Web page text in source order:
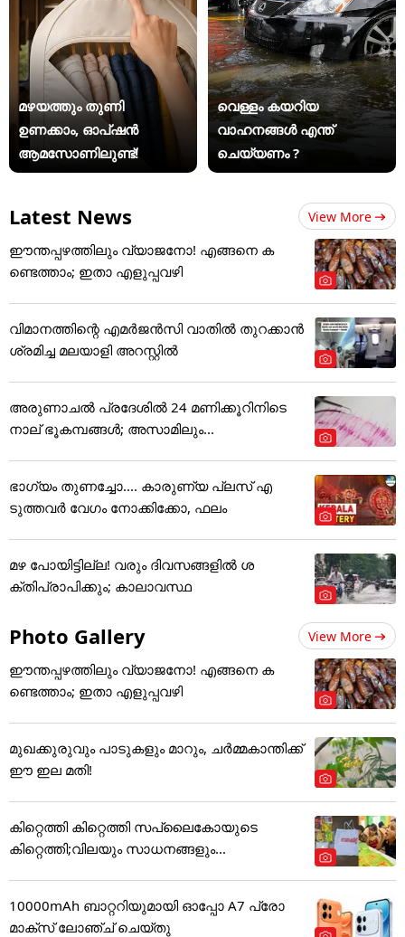
മഴയത്തും തുണി
ഉണക്കാം, ഓപ്ഷൻ
ആമസോണിലുണ്ട്!
വെള്ളം കയറിയ
വാഹനങ്ങൾ എന്ത്
ചെയ്യണം ?
Latest News View More
ഈന്തപ്പഴത്തിലും വ്യാജനോ! എങ്ങനെ ക
ണ്ടെത്താം; ഇതാ എളുപ്പവഴി
വിമാനത്തിന്റെ എമർജൻസി വാതിൽ തുറക്കാൻ
ശ്രമിച്ച മലയാളി അറസ്റ്റിൽ
അരുണാചൽ പ്രദേശിൽ 24 മണിക്കൂറിനിടെ
നാല് ഭൂകമ്പങ്ങൾ; അസാമിലും...
ഭാഗ്യം തുണച്ചോ.... കാരുണ്യ പ്ലസ് എ
ടുത്തവര്‍ വേഗം നോക്കിക്കോ, ഫലം
മഴ പോയിട്ടില്ല! വരും ദിവസങ്ങളിൽ ശ
ക്തിപ്രാപിക്കും; കാലാവസ്ഥ
Photo Gallery View More
ഈന്തപ്പഴത്തിലും വ്യാജനോ! എങ്ങനെ ക
ണ്ടെത്താം; ഇതാ എളുപ്പവഴി
മുഖക്കുരുവും പാടുകളും മാറും, ചർമ്മകാന്തിക്ക്
ഈ ഇല മതി!
കിറ്റെത്തി കിറ്റെത്തി സപ്ലൈകോയുടെ
കിറ്റെത്തി;വിലയും സാധനങ്ങളും...
10000mAh ബാറ്ററിയുമായി ഓപ്പോ A7 പ്രോ
മാക്സ് ലോഞ്ച് ചെയ്തു